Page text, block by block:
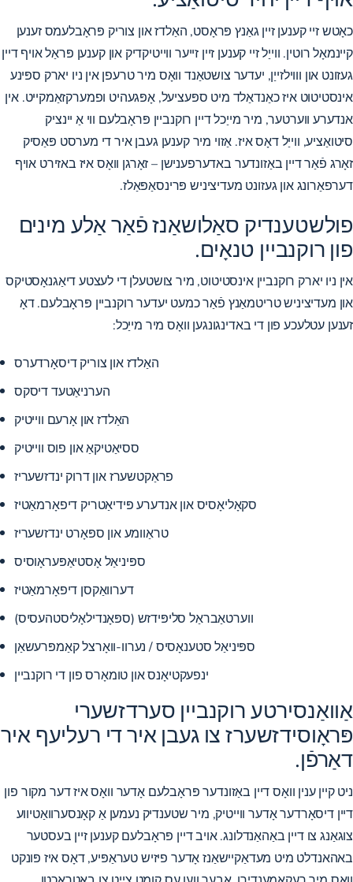
כאָטש זיי קענען זיין גאַנץ פּראָסט, האַלדז און צוריק פּראָבלעמס זענען
קיינמאָל רוטין. ווייַל זיי קענען זיין זייער ווייטיקדיק און קענען פּראַל אויף דיין
געזונט און וווילזייַן, יעדער צושטאַנד וואָס מיר טרעפן אין ניו יארק ספּינע
אינסטיטוט איז כאַנדאַלד מיט ספּעציעל, אָפּגעהיט ופמערקזאַמקייט. אין
אנדערע ווערטער, מיר מייַכל דיין רוקנביין פּראָבלעם ווי אַ יינציק
סיטואַציע, ווייַל דאָס איז. אַזוי מיר קענען געבן איר די מערסט פּאַסיק
זאָרג פֿאַר דיין באַזונדער באדערפענישן – זאָרגן וואָס איז באזירט אויף
דערפאַרונג און געזונט מעדיציניש פּרינסאַפּאַלז.
פולשטענדיק סאַלושאַנז פֿאַר אַלע מינים
פון רוקנביין טנאָים.
אין ניו יארק רוקנביין אינסטיטוט, מיר צושטעלן די לעצטע דיאַגנאָסטיקס
און מעדיציניש טריטמאַנץ פֿאַר כמעט יעדער רוקנביין פּראָבלעם. דאָ
זענען עטלעכע פון ​​די באדינגונגען וואָס מיר מייַכל:
האַלדז און צוריק דיסאָרדערס
הערניאַטעד דיסקס
האַלדז און אָרעם ווייטיק
ססיאַטיקאַ און פוס ווייטיק
פראַקטשערז און דרוק ינדזשעריז
סקאָליאָסיס און אנדערע פּידיאַטריק דיפאָרמאַטיז
טראַוומע און ספּאָרט ינדזשעריז
ספּיניאַל אָסטיאַפּעראָוסיס
דערוואַקסן דיפאָרמאַטיז
ווערטאַבראַל סליפּידזש (ספּאָנדילאָליסטהעסיס)
ספּיניאַל סטענאָסיס / נערוו-וואָרצל קאַמפּרעשאַן
ינפעקטיאָנס און טומאָרס פון די רוקנביין
אַוואַנסירטע רוקנביין סערדזשערי
פּראָוסידזשערז צו געבן איר די רעליעף איר
דאַרפֿן.
ניט קיין ענין וואָס דיין באַזונדער פּראָבלעם אָדער וואָס איז דער מקור פון
דיין דיסאָרדער אָדער ווייטיק, מיר שטענדיק נעמען אַ קאָנסערוואַטיווע
צוגאַנג צו דיין באַהאַנדלונג. אויב דיין פּראָבלעם קענען זיין בעסטער
באהאנדלט מיט מעדאַקיישאַנז אָדער פיזיש טעראַפּיע, דאָס איז פּונקט